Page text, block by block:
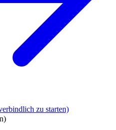
zu starten)